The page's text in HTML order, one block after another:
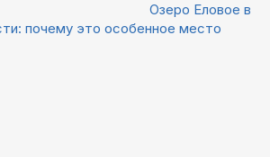
Озеро Еловое в
почему это особенное место